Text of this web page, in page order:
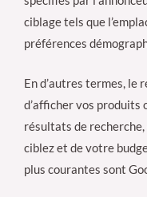
ciblage tels que
préférences
En d’autres termes, le
d’afficher vos produits
résultats de
ciblez et de votre
plus courantes sont